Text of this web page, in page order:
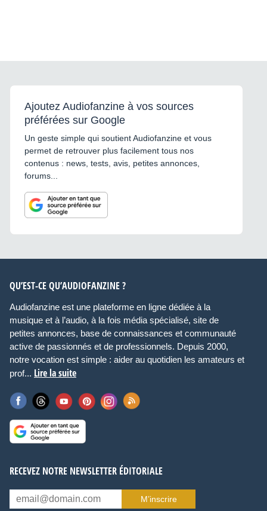
Ajoutez Audiofanzine à vos sources
préférées sur Google
Un geste simple qui soutient Audiofanzine et vous
permet de retrouver plus facilement tous nos
contenus : news, tests, avis, petites annonces,
forums...
QU’EST-CE QU’AUDIOFANZINE ?
Audiofanzine est une plateforme en ligne dédiée à la
musique et à l’audio, à la fois média spécialisé, site de
petites annonces, base de connaissances et communauté
active de passionnés et de professionnels. Depuis 2000,
notre vocation est simple : aider au quotidien les amateurs et
prof... Lire la suite
RECEVEZ NOTRE NEWSLETTER ÉDITORIALE
M’inscrire